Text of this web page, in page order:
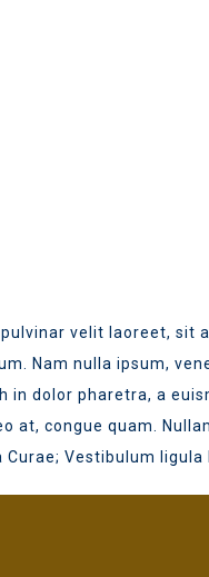
velit laoreet, sit
Nam nulla ipsum,
in dolor pharetra, a
at, congue quam.
Vestibulum